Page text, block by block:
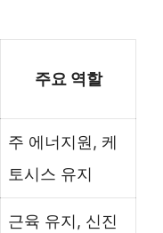
주요 역할
주 에너지원, 케
토시스 유지
근육 유지, 신진